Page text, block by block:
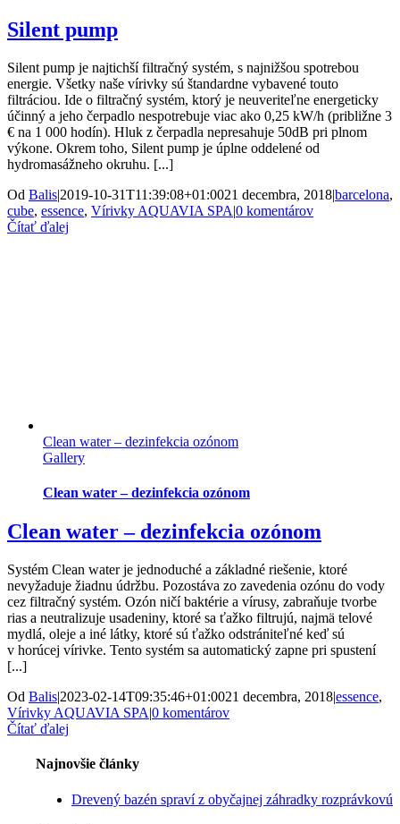
Silent pump
Silent pump je najtichší filtračný systém, s najnižšou spotrebou
energie. Všetky naše vírivky sú štandardne vybavené touto
filtráciou. Ide o filtračný systém, ktorý je neuveriteľne energeticky
účinný a jeho čerpadlo nespotrebuje viac ako 0,25 kW/h (približne 3
€ na 1 000 hodín). Hluk z čerpadla nepresahuje 50dB pri plnom
výkone. Okrem toho, Silent pump je úplne oddelené od
hydromasážneho okruhu. [...]
Od Balis|2019-10-31T11:39:08+01:0021 decembra, 2018|barcelona,
cube, essence, Vírivky AQUAVIA SPA|0 komentárov
Čítať ďalej
Clean water – dezinfekcia ozónom
Gallery
Clean water – dezinfekcia ozónom
Clean water – dezinfekcia ozónom
Systém Clean water je jednoduché a základné riešenie, ktoré
nevyžaduje žiadnu údržbu. Pozostáva zo zavedenia ozónu do vody
cez filtračný systém. Ozón ničí baktérie a vírusy, zabraňuje tvorbe
rias a neutralizuje usadeniny, ktoré sa ťažko filtrujú, najmä telové
mydlá, oleje a iné látky, ktoré sú ťažko odstrániteľné keď sú
v horúcej vírivke. Tento systém sa automatický zapne pri spustení
[...]
Od Balis|2023-02-14T09:35:46+01:0021 decembra, 2018|essence,
Vírivky AQUAVIA SPA|0 komentárov
Čítať ďalej
Najnovšie články
Drevený bazén spraví z obyčajnej záhradky rozprávkovú